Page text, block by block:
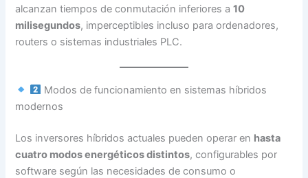
alcanzan tiempos de conmutación inferiores a10
milisegundos, imperceptibles incluso para ordenadores,
routers o sistemas industriales PLC.
Modos de funcionamiento en sistemas híbridos
modernos
Los inversores híbridos actuales pueden operar en hasta
cuatro modos energéticos distintos, configurables por
software según las necesidades de consumo o